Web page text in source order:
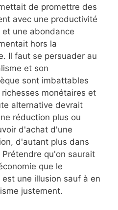
de promettre des
avec une productivité
une abondance
hors la
Il faut se persuader au
et son
sont imbattables
monétaires et
alternative devrait
réduction plus ou
d'achat d'une
d'autant plus dans
qu'on saurait
que le
une illusion sauf à en
justement.